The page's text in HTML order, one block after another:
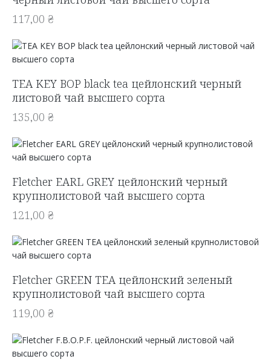
117,00 ₴
TEA KEY BOP black tea цейлонский черный
листовой чай высшего сорта
135,00 ₴
Fletcher EARL GREY цейлонский черный
крупнолистовой чай высшего сорта
121,00 ₴
Fletcher GREEN TEA цейлонский зеленый
крупнолистовой чай высшего сорта
119,00 ₴